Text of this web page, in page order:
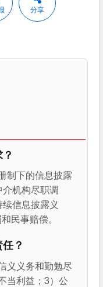
分享
制下的信息披露
机构尽职调
信息披露义
民事赔偿。
？
义义务和勤勉尽
当利益；3）公